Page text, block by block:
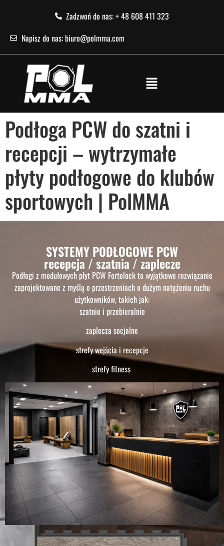
Zadzwoń do nas: + 48 608 411 323
Napisz do nas: biuro@polmma.com
Podłoga PCW do szatni i
recepcji – wytrzymałe
płyty podłogowe do klubów
sportowych | PolMMA
SYSTEMY PODŁOGOWE PCW
recepcja / szatnia / zaplecze
Podłogi z modułowych płyt PCW Fortelock to wyjątkowe rozwiązanie
zaprojektowane z myślą o przestrzeniach o dużym natężeniu ruchu
użytkowników, takich jak:
szatnie i przebieralnie
zaplecza socjalne
strefy wejścia i recepcje
strefy fitness